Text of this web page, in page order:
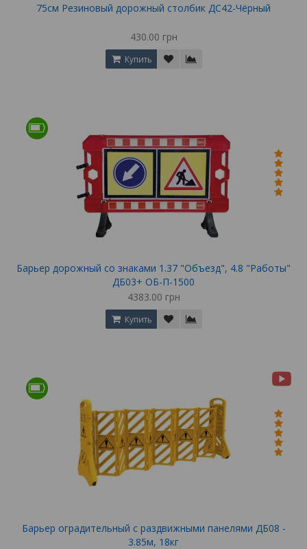
75см Резиновый дорожный столбик ДС42-Чёрный
430.00 грн
Купить
Барьер дорожный со знаками 1.37 "Объезд", 4.8 "Работы"
ДБ03+ ОБ-П-1500
4383.00 грн
Купить
Барьер оградительный с раздвижными панелями ДБ08 -
3.85м, 18кг